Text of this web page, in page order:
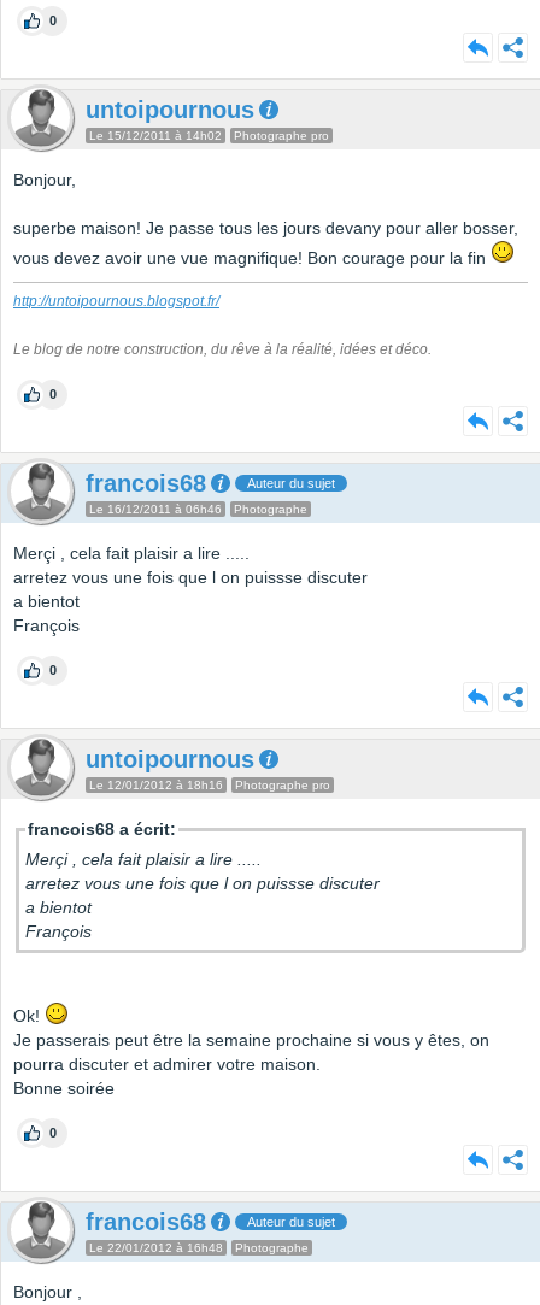
0
untoipournous
Le 15/12/2011 à 14h02 Photographe pro
Bonjour,
superbe maison! Je passe tous les jours devany pour aller bosser,
vous devez avoir une vue magnifique! Bon courage pour la fin
http://untoipournous.blogspot.fr/
Le blog de notre construction, du rêve à la réalité, idées et déco.
0
francois68 Auteur du sujet
Le 16/12/2011 à 06h46 Photographe
Merçi , cela fait plaisir a lire .....
arretez vous une fois que l on puissse discuter
a bientot
François
0
untoipournous
Le 12/01/2012 à 18h16 Photographe pro
francois68 a écrit:
Merçi , cela fait plaisir a lire .....
arretez vous une fois que l on puissse discuter
a bientot
François
Ok!
Je passerais peut être la semaine prochaine si vous y êtes, on
pourra discuter et admirer votre maison.
Bonne soirée
0
francois68 Auteur du sujet
Le 22/01/2012 à 16h48 Photographe
Bonjour ,